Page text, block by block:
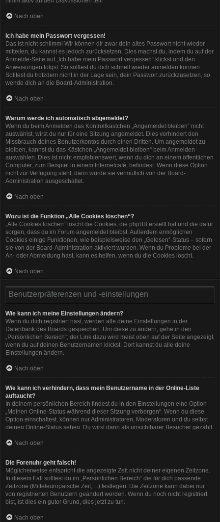
Nach oben
Ich habe mein Passwort vergessen!
Das ist nicht schlimm! Wir können dir zwar dein altes Passwort nicht wieder
mitteilen, du kannst es jedoch zurücksetzen. Dies machst du, indem du auf der
Anmelde-Seite auf „Ich habe mein Passwort vergessen“ klickst und den
Anweisungen folgst. So solltest du dich schnell wieder anmelden können.
Solltest du trotzdem nicht in der Lage sein, dein Passwort zurückzusetzen, so
wende dich an die Board-Administration.
Nach oben
Warum werde ich automatisch abgemeldet?
Wenn du beim Anmelden das Kontrollkästchen „Angemeldet bleiben“ nicht
auswählst, wirst du nur für eine Sitzung angemeldet. Dies verhindert den
Missbrauch deines Benutzerkontos durch einen Dritten. Um angemeldet zu
bleiben, kannst du das Kästchen „Angemeldet bleiben“ beim Anmelden
auswählen. Dies ist nicht empfehlenswert, wenn du dich an einem öffentlichen
Computer, zum Beispiel in einem Internetcafé, befindest. Wenn diese Option
nicht zur Verfügung steht, dann wurde sie vermutlich von der Board-
Administration ausgeschaltet.
Nach oben
Wozu ist die Funktion „Alle Cookies löschen“?
„Alle Cookies löschen“ löscht die Cookies, die phpBB erstellt hat und die dafür
sorgen, dass du im Forum angemeldet bleibst. Außerdem ermöglichen
Cookies einige Funktionen, wie beispielsweise den „Gelesen“-Status – sofern
sie von der Board-Administration aktiviert wurden. Wenn du Probleme bei der
An- oder Abmeldung hast, kann es helfen, wenn du die Cookies löscht.
Nach oben
Benutzerpräferenzen und -einstellungen
Wie kann ich meine Einstellungen ändern?
Wenn du dich registriert hast, werden alle deine Einstellungen in der
Datenbank des Boards gespeichert. Um diese zu ändern, gehe in den
„Persönlichen Bereich“; der Link dazu wird meist oben auf der Seite angezeigt,
wenn du auf deinen Benutzernamen klickst. Dort kannst du alle deine
Einstellungen ändern.
Nach oben
Wie kann ich verhindern, dass mein Benutzername in der Online-Liste
auftaucht?
In deinem persönlichen Bereich findest du in den Einstellungen eine Option
„Meinen Online-Status während dieser Sitzung verbergen“. Wenn du diese
Option einschaltest, können nur Administratoren, Moderatoren und du selbst
deinen Online-Status sehen. Du wirst dann als unsichtbarer Besucher gezählt.
Nach oben
Die Forenuhr geht falsch!
Möglicherweise entspricht die angezeigte Zeit nicht deiner eigenen Zeitzone.
In diesem Fall solltest du im „Persönlichen Bereich“ die für dich passende
Zeitzone (Mitteleuropäische Zeit, ...) festlegen. Die Zeitzone kann dabei nur
von registrierten Benutzern geändert werden. Wenn du noch nicht registriert
bist, ist dies ein guter Grund, dies jetzt zu tun.
Nach oben